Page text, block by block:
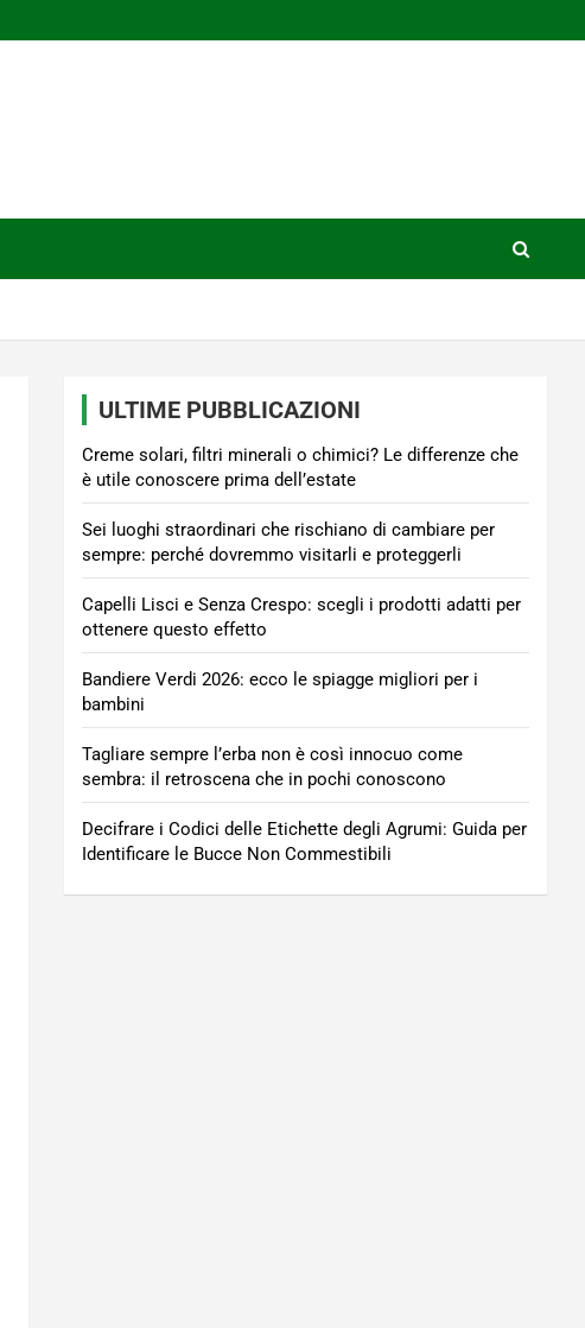
ULTIME PUBBLICAZIONI
Creme solari, filtri minerali o chimici? Le differenze che
è utile conoscere prima dell’estate
Sei luoghi straordinari che rischiano di cambiare per
sempre: perché dovremmo visitarli e proteggerli
Capelli Lisci e Senza Crespo: scegli i prodotti adatti per
ottenere questo effetto
Bandiere Verdi 2026: ecco le spiagge migliori per i
bambini
Tagliare sempre l’erba non è così innocuo come
sembra: il retroscena che in pochi conoscono
Decifrare i Codici delle Etichette degli Agrumi: Guida per
Identificare le Bucce Non Commestibili